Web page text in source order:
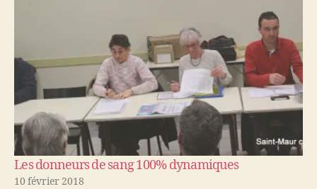
Les donneurs de sang 100% dynamiques
10 février 2018